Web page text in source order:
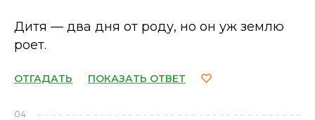
Дитя — два дня от роду, но он уж землю
роет.
ОТГАДАТЬ ПОКАЗАТЬ ОТВЕТ
04